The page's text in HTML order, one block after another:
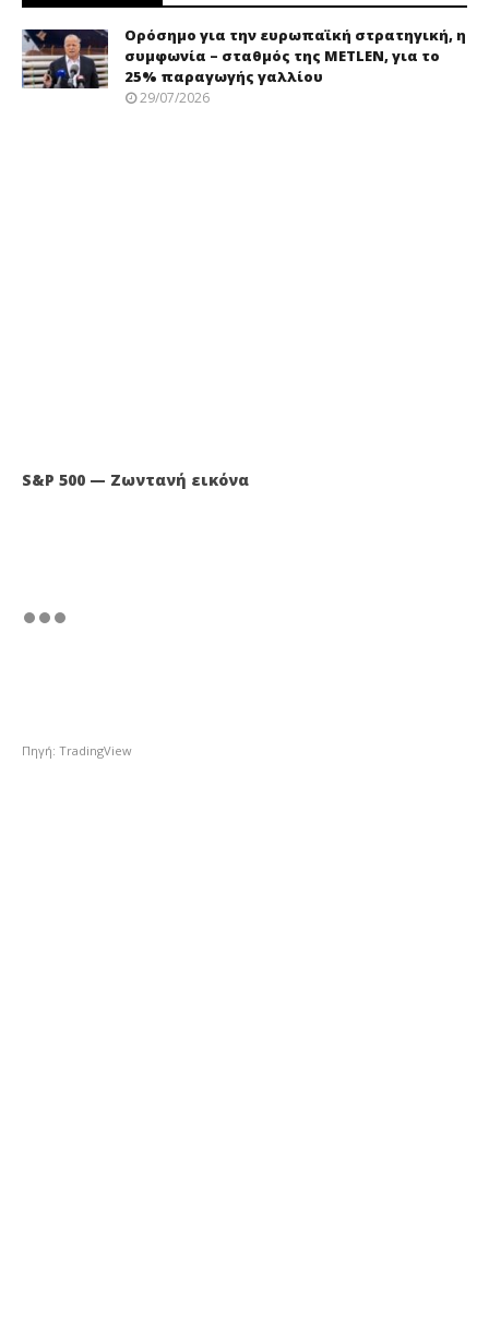
Ορόσημο για την ευρωπαϊκή στρατηγική, η
συμφωνία – σταθμός της METLEN, για το
25% παραγωγής γαλλίου
29/07/2026
S&P 500 — Ζωντανή εικόνα
Πηγή: TradingView